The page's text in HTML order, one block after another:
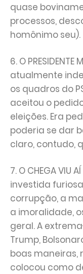
quase
processos,
homônimo seu).
6. O PRESIDENTE
atualmente
os quadros do
aceitou o
eleições. Era
poderia se dar
claro, contudo,
7. O CHEGA VIU
investida
corrupção, a
a imoralidade,
geral. A
Trump,
boas maneiras,
colocou como